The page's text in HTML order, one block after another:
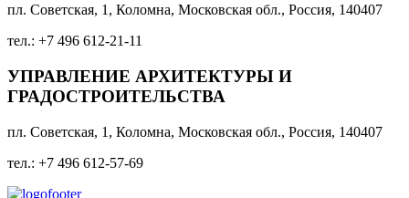
пл. Советская, 1, Коломна, Московская обл., Россия, 140407
тел.: +7 496 612-21-11
УПРАВЛЕНИЕ АРХИТЕКТУРЫ И
ГРАДОСТРОИТЕЛЬСТВА
пл. Советская, 1, Коломна, Московская обл., Россия, 140407
тел.: +7 496 612-57-69